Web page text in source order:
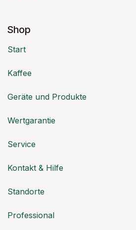
Shop
Start
Kaffee
Geräte und Produkte
Wertgarantie
Service
Kontakt & Hilfe
Standorte
Professional